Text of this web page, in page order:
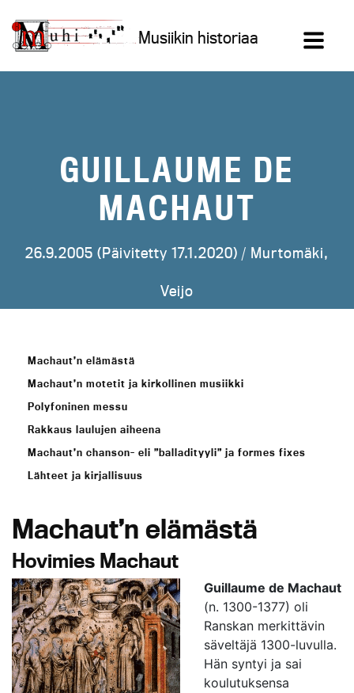
sisältöön
Musiikin historiaa
GUILLAUME DE
MACHAUT
26.9.2005 (Päivitetty 17.1.2020) / Murtomäki,
Veijo
Machaut’n elämästä
Machaut’n motetit ja kirkollinen musiikki
Polyfoninen messu
Rakkaus laulujen aiheena
Machaut’n chanson- eli ”balladityyli” ja formes fixes
Lähteet ja kirjallisuus
Machaut’n elämästä
Hovimies Machaut
Guillaume de Machaut
(n. 1300-1377) oli
Ranskan merkittävin
säveltäjä 1300-luvulla.
Hän syntyi ja sai
koulutuksensa